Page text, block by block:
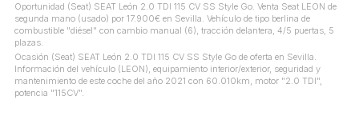
Oportunidad (Seat) SEAT León 2.0 TDI 115 CV SS Style Go. Venta Seat LEON de
segunda mano (usado) por 17.900€ en Sevilla. Vehículo de tipo berlina de
combustible "diésel" con cambio manual (6), tracción delantera, 4/5 puertas, 5
plazas.
Ocasión (Seat) SEAT León 2.0 TDI 115 CV SS Style Go de oferta en Sevilla.
Información del vehículo (LEON), equipamiento interior/exterior, seguridad y
mantenimiento de este coche del año 2021 con 60.010km, motor "2.0 TDI",
potencia "115CV".